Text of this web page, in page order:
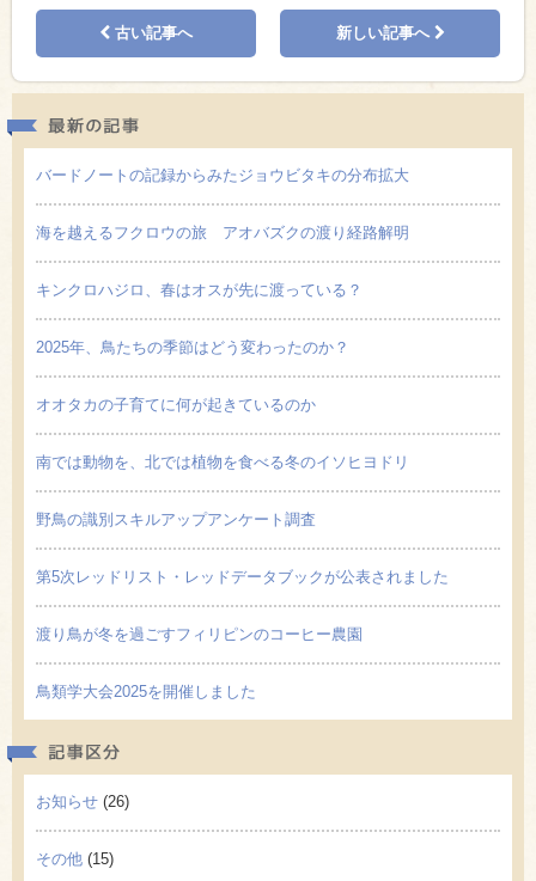
古い記事へ 新しい記事へ
バードノートの記録からみたジョウビタキの分布拡大
海を越えるフクロウの旅 アオバズクの渡り経路解明
キンクロハジロ、春はオスが先に渡っている？
2025年、鳥たちの季節はどう変わったのか？
オオタカの子育てに何が起きているのか
南では動物を、北では植物を食べる冬のイソヒヨドリ
野鳥の識別スキルアップアンケート調査
第5次レッドリスト・レッドデータブックが公表されました
渡り鳥が冬を過ごすフィリピンのコーヒー農園
鳥類学大会2025を開催しました
お知らせ (26)
その他 (15)